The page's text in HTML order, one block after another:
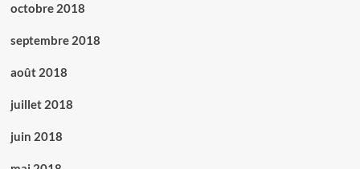
octobre 2018
septembre 2018
août 2018
juillet 2018
juin 2018